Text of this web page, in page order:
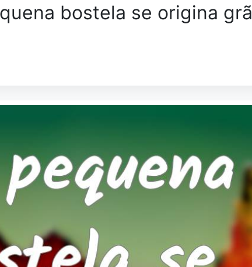
bostela se origina grã